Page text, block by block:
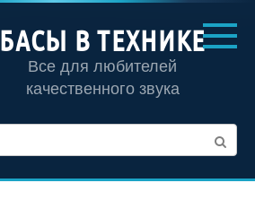
БАСЫ В ТЕХНИКЕ
Все для любителей
качественного звука